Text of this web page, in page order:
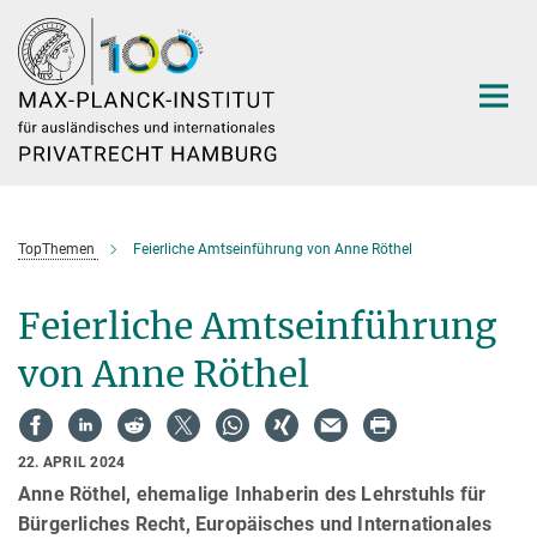
Hauptinhalt
TopThemen Feierliche Amtseinführung von Anne Röthel
Feierliche Amtseinführung
von Anne Röthel
22. APRIL 2024
Anne Röthel, ehemalige Inhaberin des Lehrstuhls für
Bürgerliches Recht, Europäisches und Internationales